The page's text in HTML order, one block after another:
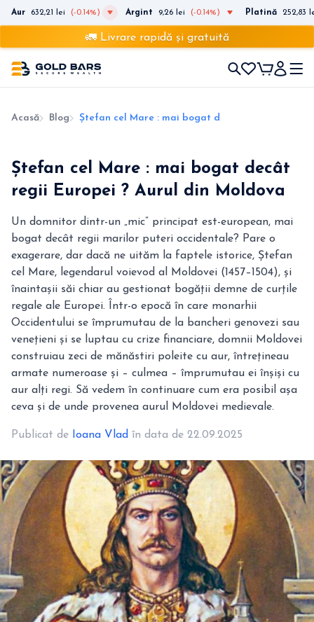
Aur 632,21 lei (-0.14%) Argint 9,26 lei (-0.14%) Platină 252,83
🚛 Livrare rapidă și gratuită
Acasă Blog Ștefan cel Mare : mai bogat decât regii Europei
Ștefan cel Mare : mai bogat decât
regii Europei ? Aurul din Moldova
Un domnitor dintr-un „mic” principat est-european, mai
bogat decât regii marilor puteri occidentale? Pare o
exagerare, dar dacă ne uităm la faptele istorice, Ștefan
cel Mare, legendarul voievod al Moldovei (1457–1504), și
înaintașii săi chiar au gestionat bogății demne de curțile
regale ale Europei. Într-o epocă în care monarhii
Occidentului se împrumutau de la bancheri genovezi sau
venețieni și se luptau cu crize financiare, domnii Moldovei
construiau zeci de mănăstiri poleite cu aur, întrețineau
armate numeroase și – culmea – împrumutau ei înșiși cu
aur alți regi. Să vedem în continuare cum era posibil așa
ceva și de unde provenea aurul Moldovei medievale.
Publicat de Ioana Vlad în data de 22.09.2025